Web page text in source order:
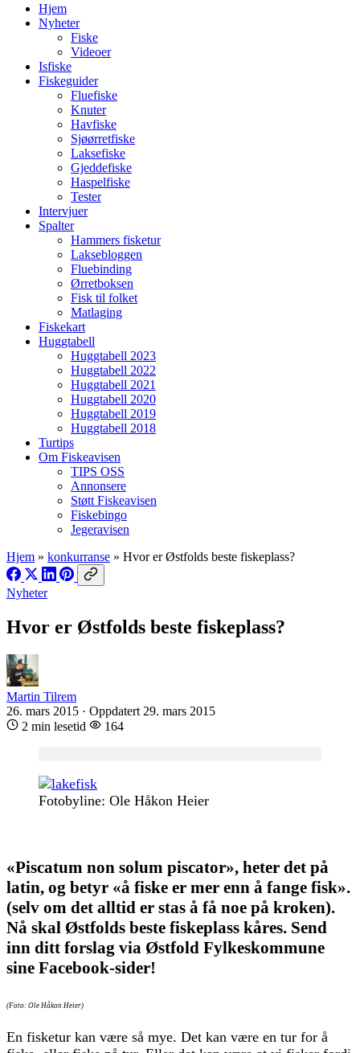
Hjem
Nyheter
Fiske
Videoer
Isfiske
Fiskeguider
Fluefiske
Knuter
Havfiske
Sjøørretfiske
Laksefiske
Gjeddefiske
Haspelfiske
Tester
Intervjuer
Spalter
Hammers fisketur
Laksebloggen
Fluebinding
Ørretboksen
Fisk til folket
Matlaging
Fiskekart
Huggtabell
Huggtabell 2023
Huggtabell 2022
Huggtabell 2021
Huggtabell 2020
Huggtabell 2019
Huggtabell 2018
Turtips
Om Fiskeavisen
TIPS OSS
Annonsere
Støtt Fiskeavisen
Fiskebingo
Jegeravisen
Hjem » konkurranse » Hvor er Østfolds beste fiskeplass?
Nyheter
Hvor er Østfolds beste fiskeplass?
Martin Tilrem
26. mars 2015 · Oppdatert 29. mars 2015
2 min lesetid
164
Fotobyline: Ole Håkon Heier
«Piscatum non solum piscator», heter det på
latin, og betyr «å fiske er mer enn å fange fisk».
(selv om det alltid er stas å få noe på kroken).
Nå skal Østfolds beste fiskeplass kåres. Send
inn ditt forslag via Østfold Fylkeskommune
sine Facebook-sider!
(Foto: Ole Håkon Heier)
En fisketur kan være så mye. Det kan være en tur for å